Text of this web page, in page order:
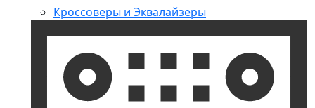
Кроссоверы и Эквалайзеры